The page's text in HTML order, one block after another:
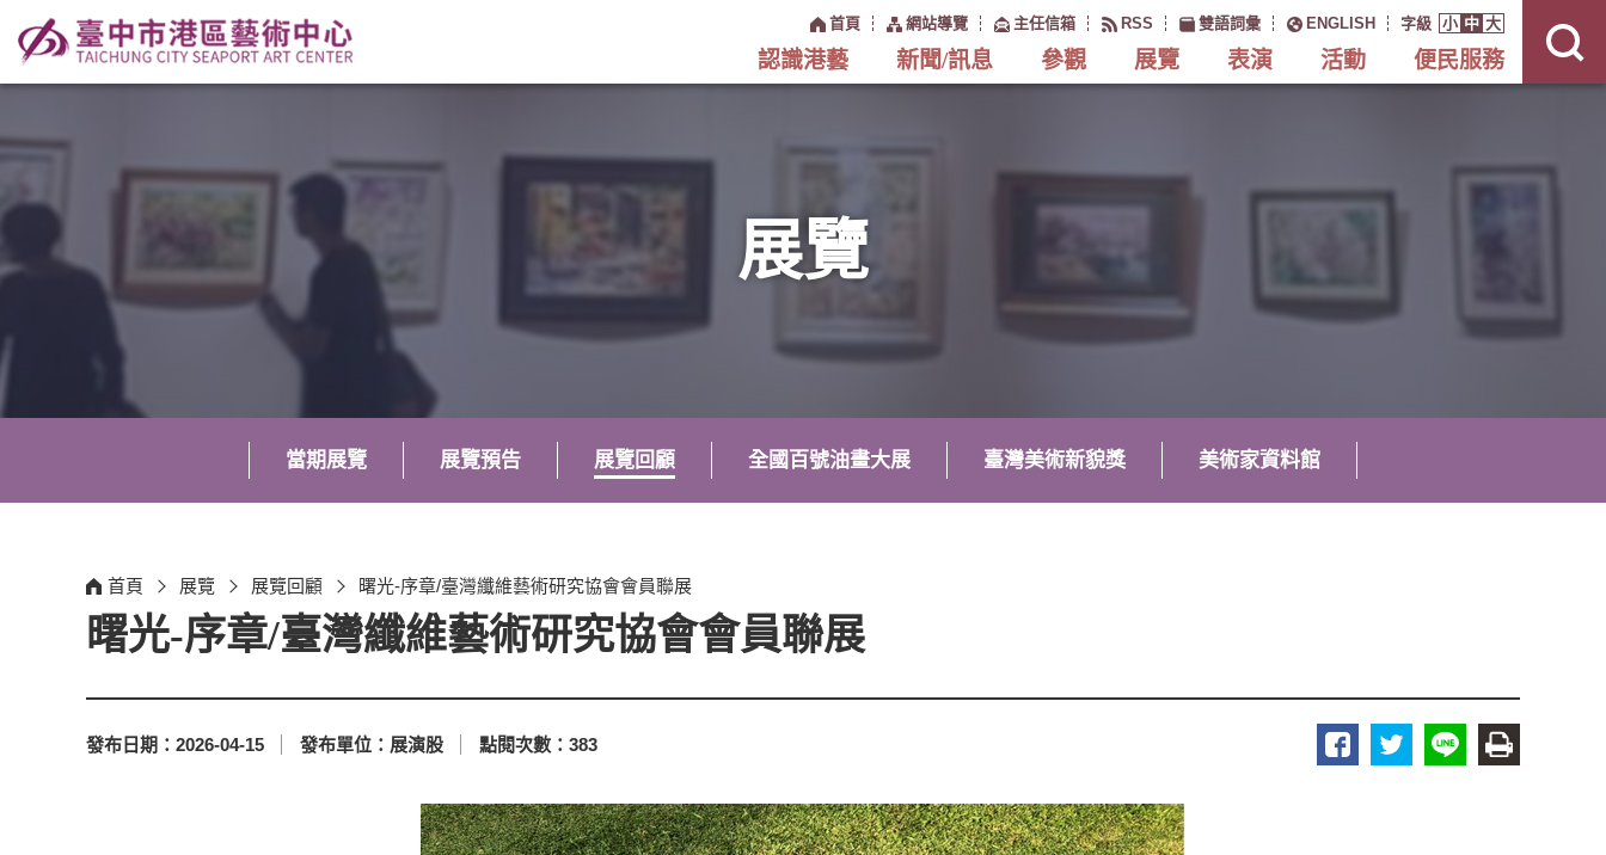
首頁 網站導覽 主任信箱 RSS 雙語詞彙 ENGLISH 字級 小 中 大
認識港藝 新聞/訊息 參觀 展覽 表演 活動 便民服務
網
站
搜
展覽
當期展覽 展覽預告 展覽回顧 全國百號油畫大展 臺灣美術新貌獎 美術家資料館
首頁 展覽 展覽回顧 曙光-序章/臺灣纖維藝術研究協會會員聯展
曙光-序章/臺灣纖維藝術研究協會會員聯展
發布日期： 2026-04-15 發布單位： 展演股 點閱次數： 383